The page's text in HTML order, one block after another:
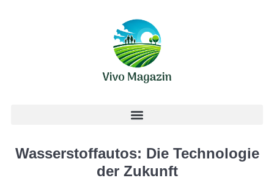
Wasserstoffautos: Die Technologie
der Zukunft